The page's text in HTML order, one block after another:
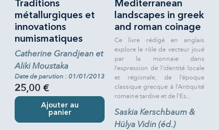
Traditions
métallurgiques et
innovations
numismatiques
Catherine Grandjean et
Aliki Moustaka
Date de parution : 01/01/2013
25,00 €
Ajouter au
panier
Mediterranean
landscapes in greek
and roman coinage
Ce livre rédigé en anglais
explore le rôle de vecteur joué
par la monnaie dans
l’expression de l’identité locale
et régionale, de l’époque
classique grecque à l’Antiquité
romaine tardive et de l’Es...
Saskia Kerschbaum &
Hülya Vidin (éd.)